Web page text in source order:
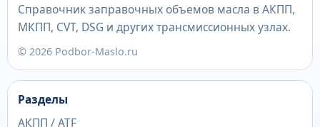
Справочник заправочных объемов масла в АКПП,
МКПП, CVT, DSG и других трансмиссионных узлах.
© 2026 Podbor-Maslo.ru
Разделы
АКПП / ATF